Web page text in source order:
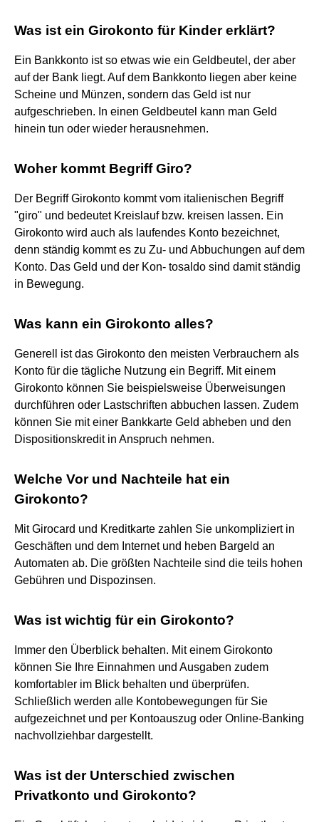
Was ist ein Girokonto für Kinder erklärt?
Ein Bankkonto ist so etwas wie ein Geldbeutel, der aber
auf der Bank liegt. Auf dem Bankkonto liegen aber keine
Scheine und Münzen, sondern das Geld ist nur
aufgeschrieben. In einen Geldbeutel kann man Geld
hinein tun oder wieder herausnehmen.
Woher kommt Begriff Giro?
Der Begriff Girokonto kommt vom italienischen Begriff
"giro" und bedeutet Kreislauf bzw. kreisen lassen. Ein
Girokonto wird auch als laufendes Konto bezeichnet,
denn ständig kommt es zu Zu- und Abbuchungen auf dem
Konto. Das Geld und der Kon- tosaldo sind damit ständig
in Bewegung.
Was kann ein Girokonto alles?
Generell ist das Girokonto den meisten Verbrauchern als
Konto für die tägliche Nutzung ein Begriff. Mit einem
Girokonto können Sie beispielsweise Überweisungen
durchführen oder Lastschriften abbuchen lassen. Zudem
können Sie mit einer Bankkarte Geld abheben und den
Dispositionskredit in Anspruch nehmen.
Welche Vor und Nachteile hat ein
Girokonto?
Mit Girocard und Kreditkarte zahlen Sie unkompliziert in
Geschäften und dem Internet und heben Bargeld an
Automaten ab. Die größten Nachteile sind die teils hohen
Gebühren und Dispozinsen.
Was ist wichtig für ein Girokonto?
Immer den Überblick behalten. Mit einem Girokonto
können Sie Ihre Einnahmen und Ausgaben zudem
komfortabler im Blick behalten und überprüfen.
Schließlich werden alle Kontobewegungen für Sie
aufgezeichnet und per Kontoauszug oder Online-Banking
nachvollziehbar dargestellt.
Was ist der Unterschied zwischen
Privatkonto und Girokonto?